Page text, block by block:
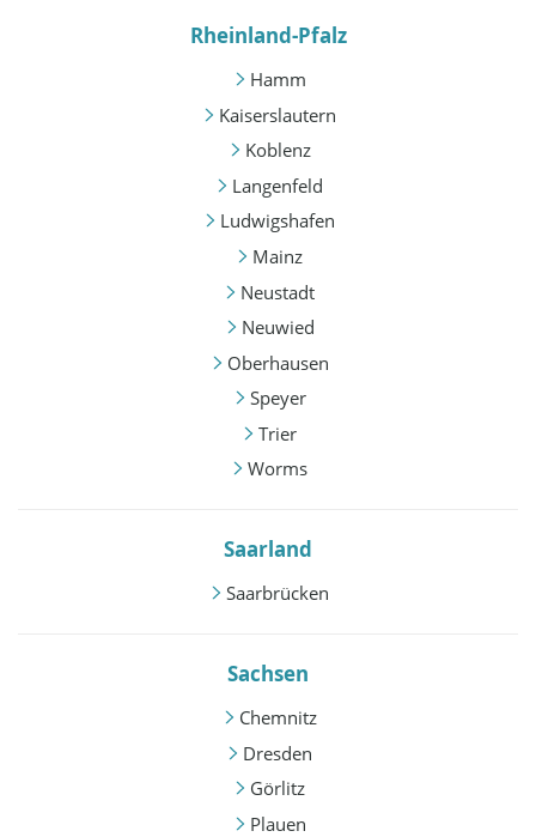
Rheinland-Pfalz
Hamm
Kaiserslautern
Koblenz
Langenfeld
Ludwigshafen
Mainz
Neustadt
Neuwied
Oberhausen
Speyer
Trier
Worms
Saarland
Saarbrücken
Sachsen
Chemnitz
Dresden
Görlitz
Plauen